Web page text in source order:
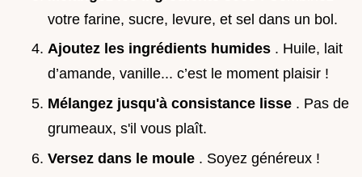
votre farine, sucre, levure, et sel dans un bol.
Ajoutez les ingrédients humides . Huile, lait
d’amande, vanille... c’est le moment plaisir !
Mélangez jusqu'à consistance lisse . Pas de
grumeaux, s'il vous plaît.
Versez dans le moule . Soyez généreux !